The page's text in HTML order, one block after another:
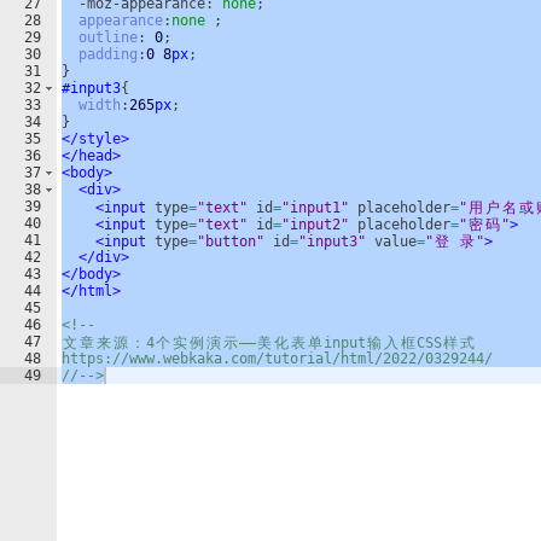
27
28
29
30
31
32
33
34
35
36
37
38
39
40
41
42
43
44
45
46
47
48
49
  -moz-appearance:
none;
appearance: none ;
outline: 0;
padding :0 8px;
}
#input3{
width :265px;
}
</style>
</head>
<body>
<div>
<input type="text" id="input1" placeholder=" 用 户 名 或
<input type="text" id="input2" placeholder="密码 ">
<input type="button" id="input3" value="登 录 ">
</div>
</body>
</html>
<!--
文 章来源 ： 4个 实例 演示——美化表单input输 入 框CSS样式
https://www.webkaka.com/tutorial/html/2022/0329244/
//-->